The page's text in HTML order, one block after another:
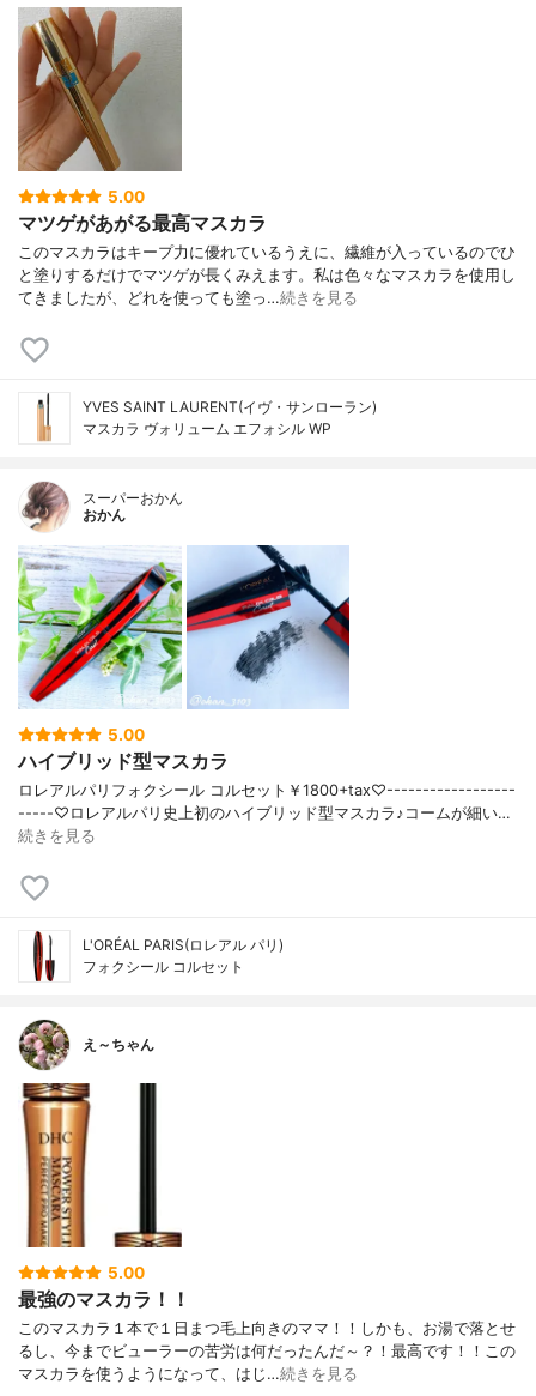
5.00
マツゲがあがる最高マスカラ
このマスカラはキープ力に優れているうえに、繊維が入っているのでひ
と塗りするだけでマツゲが長くみえます。私は色々なマスカラを使用し
てきましたが、どれを使っても塗っ…続きを見る
YVES SAINT LAURENT(イヴ・サンローラン)
マスカラ ヴォリューム エフォシル WP
スーパーおかん
おかん
5.00
ハイブリッド型マスカラ
ロレアルパリフォクシール コルセット￥1800+tax♡------------------
-----♡ロレアルパリ史上初のハイブリッド型マスカラ♪コームが細い…
続きを見る
L'ORÉAL PARIS(ロレアル パリ)
フォクシール コルセット
え～ちゃん
5.00
最強のマスカラ！！
このマスカラ１本で１日まつ毛上向きのママ！！しかも、お湯で落とせ
るし、今までビューラーの苦労は何だったんだ～？！最高です！！この
マスカラを使うようになって、はじ…続きを見る